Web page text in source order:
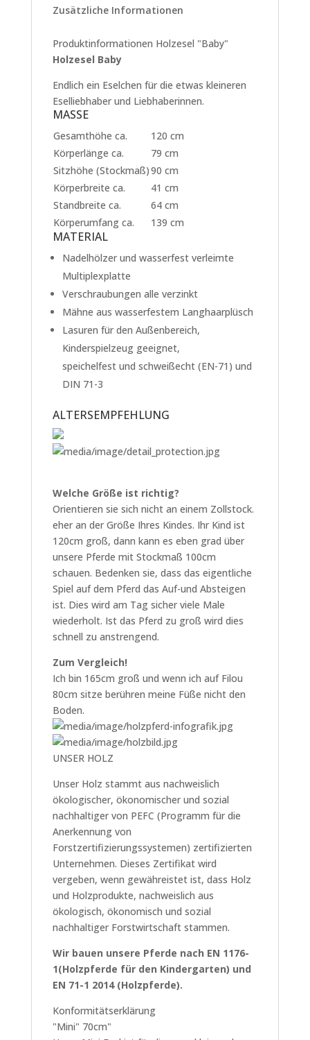
Zusätzliche Informationen
Produktinformationen Holzesel "Baby"
Holzesel Baby
Endlich ein Eselchen für die etwas kleineren
Eselliebhaber und Liebhaberinnen.
MASSE
Gesamthöhe ca.
120 cm
Körperlänge ca.
79 cm
Sitzhöhe (Stockmaß)90 cm
Körperbreite ca.
41 cm
Standbreite ca.
64 cm
Körperumfang ca.
139 cm
MATERIAL
Nadelhölzer und wasserfest verleimte
Multiplexplatte
Verschraubungen alle verzinkt
Mähne aus wasserfestem Langhaarplüsch
Lasuren für den Außenbereich,
Kinderspielzeug geeignet,
speichelfest und schweißecht (EN-71) und
DIN 71-3
ALTERSEMPFEHLUNG
Welche Größe ist richtig?
Orientieren sie sich nicht an einem Zollstock.
eher an der Größe Ihres Kindes. Ihr Kind ist
120cm groß, dann kann es eben grad über
unsere Pferde mit Stockmaß 100cm
schauen. Bedenken sie, dass das eigentliche
Spiel auf dem Pferd das Auf-und Absteigen
ist. Dies wird am Tag sicher viele Male
wiederholt. Ist das Pferd zu groß wird dies
schnell zu anstrengend.
Zum Vergleich!
Ich bin 165cm groß und wenn ich auf Filou
80cm sitze berühren meine Füße nicht den
Boden.
UNSER HOLZ
Unser Holz stammt aus nachweislich
ökologischer, ökonomischer und sozial
nachhaltiger von PEFC (Programm für die
Anerkennung von
Forstzertifizierungssystemen) zertifizierten
Unternehmen. Dieses Zertifikat wird
vergeben, wenn gewähreistet ist, dass Holz
und Holzprodukte, nachweislich aus
ökologisch, ökonomisch und sozial
nachhaltiger Forstwirtschaft stammen.
Wir bauen unsere Pferde nach EN 1176-
1(Holzpferde für den Kindergarten) und
EN 71-1 2014 (Holzpferde).
Konformitätserklärung
"Mini" 70cm"